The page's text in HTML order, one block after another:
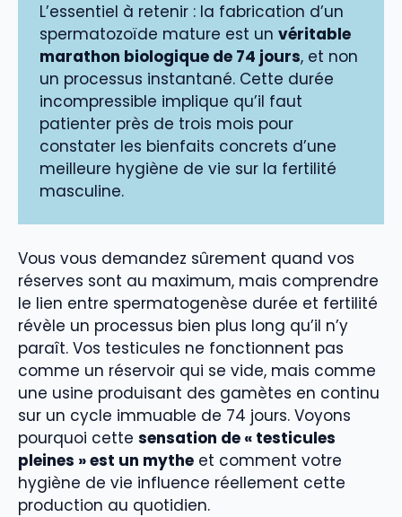
L’essentiel à retenir : la fabrication d’un
spermatozoïde mature est un véritable
marathon biologique de 74 jours, et non
un processus instantané. Cette durée
incompressible implique qu’il faut
patienter près de trois mois pour
constater les bienfaits concrets d’une
meilleure hygiène de vie sur la fertilité
masculine.
Vous vous demandez sûrement quand vos
réserves sont au maximum, mais comprendre
le lien entre spermatogenèse durée et fertilité
révèle un processus bien plus long qu’il n’y
paraît. Vos testicules ne fonctionnent pas
comme un réservoir qui se vide, mais comme
une usine produisant des gamètes en continu
sur un cycle immuable de 74 jours. Voyons
pourquoi cette sensation de « testicules
pleines » est un mythe et comment votre
hygiène de vie influence réellement cette
production au quotidien.